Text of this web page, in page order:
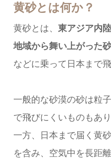
黄砂とは何か？
黄砂とは、東アジア内
地域から舞い上がった
などに乗って日本まで
一般的な砂漠の砂は粒
で飛びにくいものもあり
一方、日本まで届く黄
を含み、空気中を長距